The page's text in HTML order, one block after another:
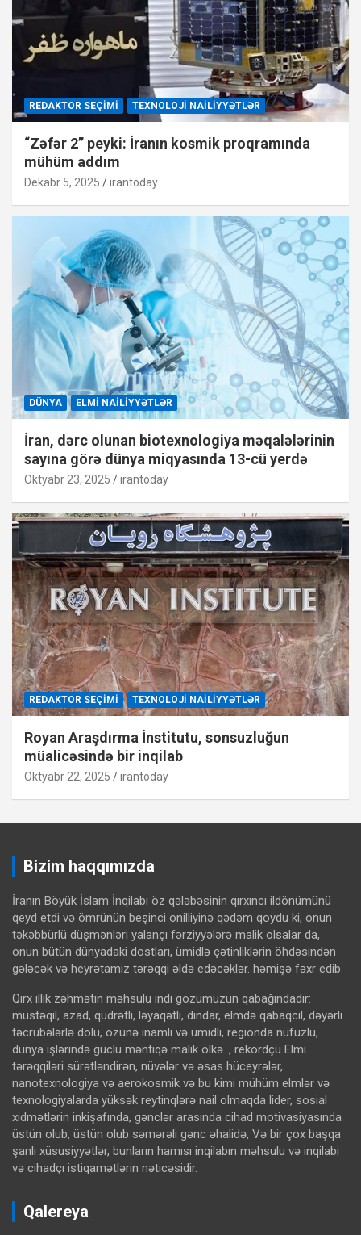
REDAKTOR SEÇIMI TEXNOLOJI NAILIYYƏTLƏR
“Zəfər 2” peyki: İranın kosmik proqramında
mühüm addım
Dekabr 5, 2025 irantoday
DÜNYA ELMI NAILIYYƏTLƏR
İran, dərc olunan biotexnologiya məqalələrinin
sayına görə dünya miqyasında 13-cü yerdə
Oktyabr 23, 2025 irantoday
REDAKTOR SEÇIMI TEXNOLOJI NAILIYYƏTLƏR
Royan Araşdırma İnstitutu, sonsuzluğun
müalicəsində bir inqilab
Oktyabr 22, 2025 irantoday
Bizim haqqımızda
İranın Böyük İslam İnqilabı öz qələbəsinin qırxıncı ildönümünü
qeyd etdi və ömrünün beşinci onilliyinə qədəm qoydu ki, onun
təkəbbürlü düşmənləri yalançı fərziyyələrə malik olsalar da,
onun bütün dünyadaki dostları, ümidlə çətinliklərin öhdəsindən
gələcək və heyrətamiz tərəqqi əldə edəcəklər. həmişə fəxr edib.
Qırx illik zəhmətin məhsulu indi gözümüzün qabağındadır:
müstəqil, azad, qüdrətli, ləyaqətli, dindar, elmdə qabaqcıl, dəyərli
təcrübələrlə dolu, özünə inamlı və ümidli, regionda nüfuzlu,
dünya işlərində güclü məntiqə malik ölkə. , rekordçu Elmi
tərəqqiləri sürətləndirən, nüvələr və əsas hüceyrələr,
nanotexnologiya və aerokosmik və bu kimi mühüm elmlər və
texnologiyalarda yüksək reytinqlərə nail olmaqda lider, sosial
xidmətlərin inkişafında, gənclər arasında cihad motivasiyasında
üstün olub, üstün olub səmərəli gənc əhalidə, Və bir çox başqa
şanlı xüsusiyyətlər, bunların hamısı inqilabın məhsulu və inqilabi
və cihadçı istiqamətlərin nəticəsidir.
Qalereya